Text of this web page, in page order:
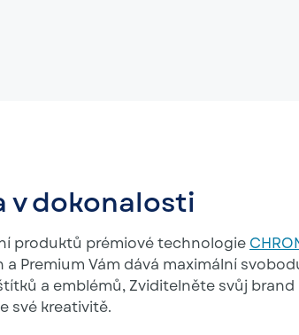
v dokonalosti
produktů prémiové technologie
a Premium Vám dává maximální
a emblémů, Zviditelněte svůj brand
své kreativitě.